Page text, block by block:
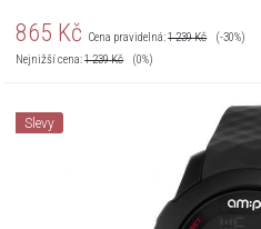
865 Kč Cena pravidelná:1 239Kč
(-30%)
Nejnižší cena:1 239Kč (0%)
Slevy